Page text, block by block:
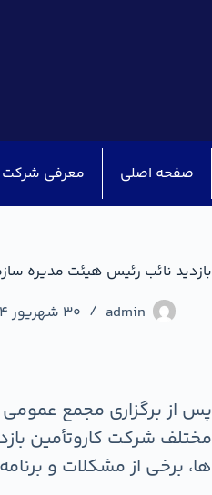
صفحه اصلی معرفی شرکت
بازدید نائب رئیس هیئت مدیره
admin
30 شهریور 1404
پس از برگزاری مجمع
مختلف شرکت کاروتأمین
ها، برخی از مشکلات و